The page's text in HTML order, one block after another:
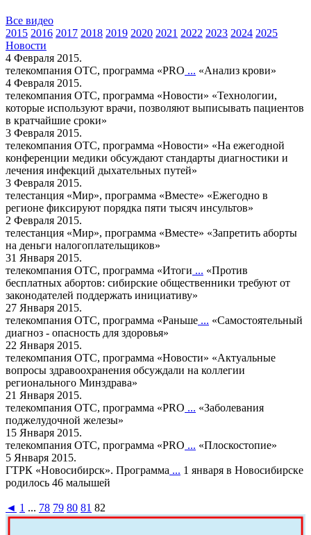
Все видео
2015 2016 2017 2018 2019 2020 2021 2022 2023 2024 2025
Новости
4 Февраля 2015.
телекомпания ОТС, программа «PRO ... «Анализ крови»
4 Февраля 2015.
телекомпания ОТС, программа «Новости» «Технологии,
которые используют врачи, позволяют выписывать пациентов
в кратчайшие сроки»
3 Февраля 2015.
телекомпания ОТС, программа «Новости» «На ежегодной
конференции медики обсуждают стандарты диагностики и
лечения инфекций дыхательных путей»
3 Февраля 2015.
телестанция «Мир», программа «Вместе» «Ежегодно в
регионе фиксируют порядка пяти тысяч инсультов»
2 Февраля 2015.
телестанция «Мир», программа «Вместе» «Запретить аборты
на деньги налогоплательщиков»
31 Января 2015.
телекомпания ОТС, программа «Итоги ... «Против
бесплатных абортов: сибирские общественники требуют от
законодателей поддержать инициативу»
27 Января 2015.
телекомпания ОТС, программа «Раньше ... «Самостоятельный
диагноз - опасность для здоровья»
22 Января 2015.
телекомпания ОТС, программа «Новости» «Актуальные
вопросы здравоохранения обсуждали на коллегии
регионального Минздрава»
21 Января 2015.
телекомпания ОТС, программа «PRO ... «Заболевания
поджелудочной железы»
15 Января 2015.
телекомпания ОТС, программа «PRO ... «Плоскостопие»
5 Января 2015.
ГТРК «Новосибирск». Программа ... 1 января в Новосибирске
родилось 46 малышей
◄ 1 ... 78 79 80 81 82